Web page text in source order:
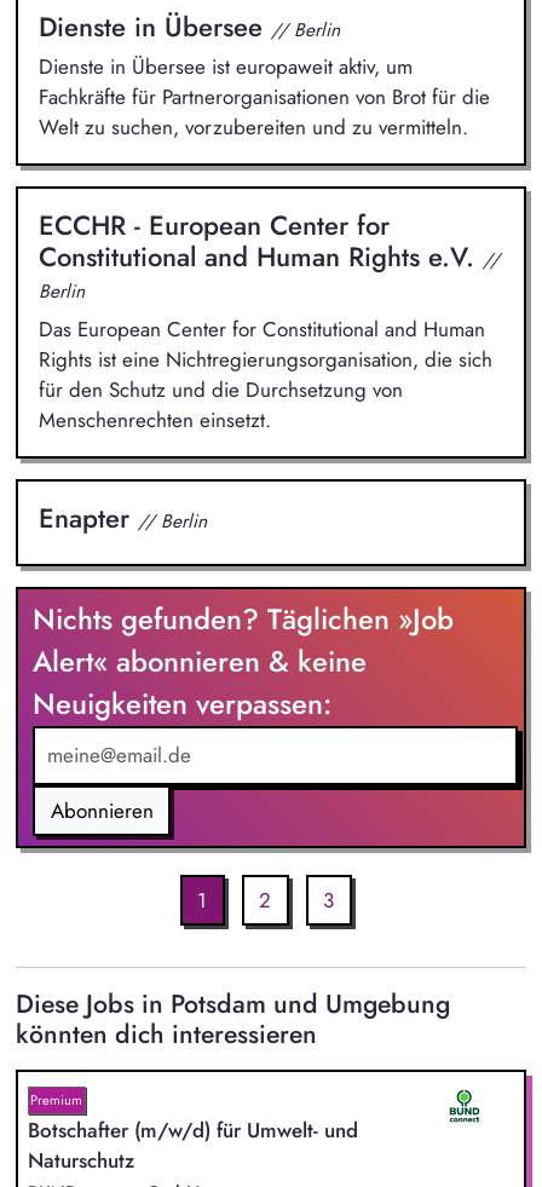
Dienste in Übersee // Berlin
Dienste in Übersee ist europaweit aktiv, um
Fachkräfte für Partnerorganisationen von Brot für die
Welt zu suchen, vorzubereiten und zu vermitteln.
ECCHR - European Center for
Constitutional and Human Rights e.V. //
Berlin
Das European Center for Constitutional and Human
Rights ist eine Nichtregierungsorganisation, die sich
für den Schutz und die Durchsetzung von
Menschenrechten einsetzt.
Enapter // Berlin
Nichts gefunden? Täglichen »Job
Alert« abonnieren & keine
Neuigkeiten verpassen:
Abonnieren
1 2 3
Diese Jobs in Potsdam und Umgebung
könnten dich interessieren
Premium
Botschafter (m/w/d) für Umwelt- und
Naturschutz